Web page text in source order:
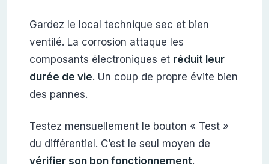
Gardez le local technique sec et bien
ventilé. La corrosion attaque les
composants électroniques et réduit leur
durée de vie. Un coup de propre évite bien
des pannes.
Testez mensuellement le bouton « Test »
du différentiel. C’est le seul moyen de
vérifier son bon fonctionnement.